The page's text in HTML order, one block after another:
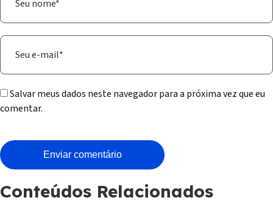
Salvar meus dados neste navegador para a próxima vez que eu
comentar.
Conteúdos Relacionados